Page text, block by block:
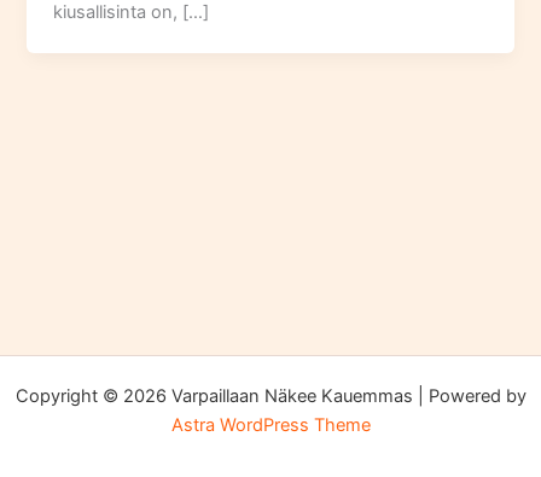
kiusallisinta on, […]
Copyright © 2026 Varpaillaan Näkee Kauemmas | Powered by
Astra WordPress Theme